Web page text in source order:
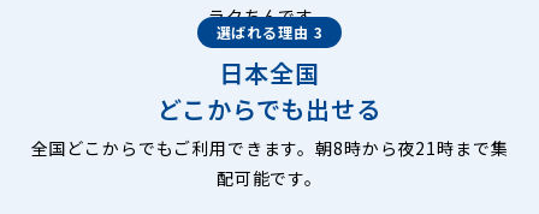
ラクちんです。
選ばれる理由 3
日本全国
どこからでも出せる
全国どこからでもご利用できます。朝8時から夜21時まで集
配可能です。